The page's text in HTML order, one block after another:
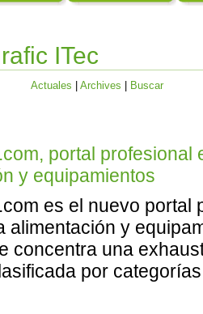
ITec
Actuales |Archives Buscar
portal profesional
y equipamientos
es el nuevo portal
alimentación y
concentra una
por